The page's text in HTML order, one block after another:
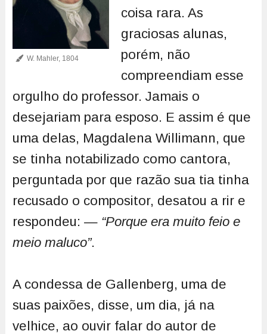
W. Mahler, 1804
coisa rara. As
graciosas alunas,
porém, não
compreendiam esse
orgulho do professor. Jamais o
desejariam para esposo. E assim é que
uma delas, Magdalena Willimann, que
se tinha notabilizado como cantora,
perguntada por que razão sua tia tinha
recusado o compositor, desatou a rir e
respondeu: — “Porque era muito feio e
meio maluco”.
A condessa de Gallenberg, uma de
suas paixões, disse, um dia, já na
velhice, ao ouvir falar do autor de